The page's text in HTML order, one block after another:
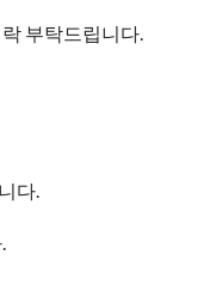
부탁드립니다.
다.